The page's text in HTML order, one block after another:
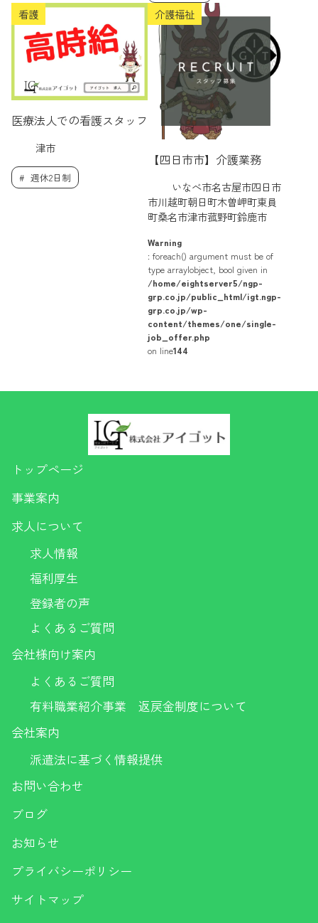
看護
医療法人での看護スタッフ
津市
週休2日制
介護福祉
【四日市市】介護業務
いなべ市名古屋市四日市
市川越町朝日町木曽岬町東員
町桑名市津市菰野町鈴鹿市
Warning
: foreach() argument must be of
type array|object, bool given in
/home/eightserver5/ngp-
grp.co.jp/public_html/igt.ngp-
grp.co.jp/wp-
content/themes/one/single-
job_offer.php
on line144
トップページ
事業案内
求人について
求人情報
福利厚生
登録者の声
よくあるご質問
会社様向け案内
よくあるご質問
有料職業紹介事業 返戻金制度について
会社案内
派遣法に基づく情報提供
お問い合わせ
ブログ
お知らせ
プライバシーポリシー
サイトマップ